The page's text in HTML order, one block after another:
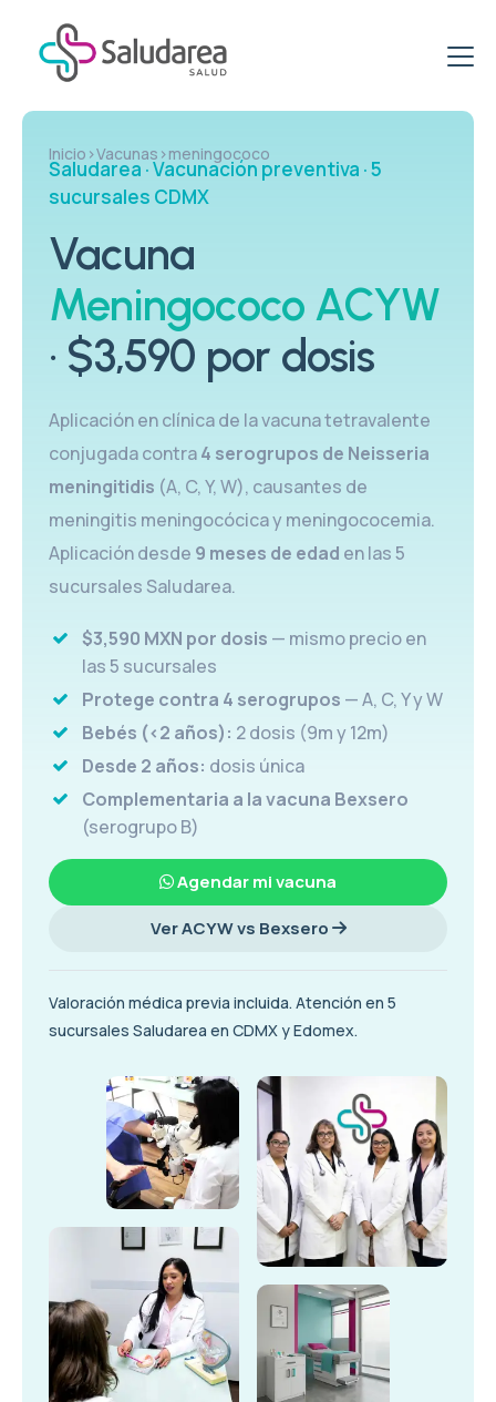
ETS & ITS
Clínica de ETS
ITS: Pruebas
Virus del papiloma VPH
Vacuna VPH
PCR VPH en Hombres
Promociones
Paquetes Específicos para Mujeres
Paquetes Salud Sexual
Paquetes de Pruebas rápidas
VPH & PCR
Vacunación
Clínica del Viajero
Blog
Inicio ›Vacunas ›meningococo
Saludarea · Vacunación preventiva · 5
sucursales CDMX
Vacuna
Meningococo ACYW
· $3,590 por dosis
Aplicación en clínica de la vacuna tetravalente
conjugada contra4 serogrupos de Neisseria
meningitidis (A, C, Y, W), causantes de
meningitis meningocócica y meningococemia.
Aplicación desde 9 meses de edad en las 5
sucursales Saludarea.
$3,590 MXN por dosis — mismo precio en
las 5 sucursales
Protege contra 4 serogrupos — A, C, Y y W
Bebés (<2 años): 2 dosis (9m y 12m)
Desde 2 años: dosis única
Complementaria a la vacuna Bexsero
(serogrupo B)
Agendar mi vacuna
Ver ACYW vs Bexsero
Valoración médica previa incluida. Atención en 5
sucursales Saludarea en CDMX y Edomex.